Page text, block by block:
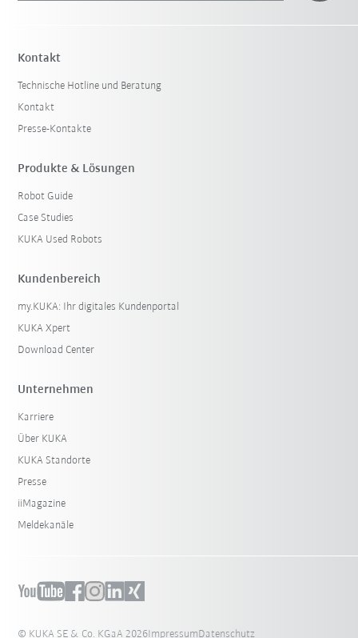
Kontakt
Technische Hotline und Beratung
Kontakt
Presse-Kontakte
Produkte & Lösungen
Robot Guide
Case Studies
KUKA Used Robots
Kundenbereich
my.KUKA: Ihr digitales Kundenportal
KUKA Xpert
Download Center
Unternehmen
Karriere
Über KUKA
KUKA Standorte
Presse
iiMagazine
Meldekanäle
© KUKA SE & Co. KGaA 2026ImpressumDatenschutz